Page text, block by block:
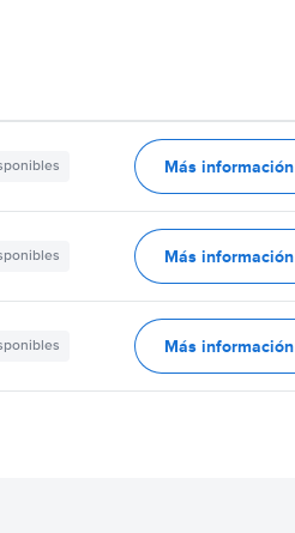
Más información
Más información
Más información